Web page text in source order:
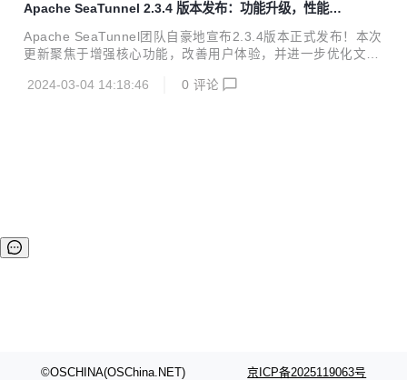
新。 上周，关于数据调度平台WhaleScheduler的更新状况在
《WhaleStudio 2.6重磅发布！调度模块WhaleScheduler更
新78项核心功能》中已有介绍，点击链接了解详情。 WhaleT
el之上精心打磨...
Apache SeaTunnel 2.3.4 版本发布：功能升级，性能提
升
Apache SeaTunnel团队自豪地宣布2.3.4版本正式发布！本次
更新聚焦于增强核心功能，改善用户体验，并进一步优化文档
心与API的修复、文档的全面优化、Catalog支持的引入，以及
2024-03-04 14:18:46 0 评论
©OSCHINA(OSChina.NET) 京ICP备2025119063号